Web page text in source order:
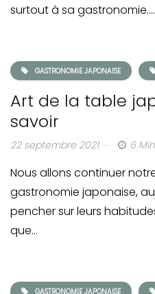
surtout à sa gastronomie….
GASTRONOMIE JAPONAISE
Art de la table
savoir
22 septembre 2021 6
Nous allons continuer
gastronomie japonaise,
pencher sur leurs
que…
GASTRONOMIE JAPONAISE